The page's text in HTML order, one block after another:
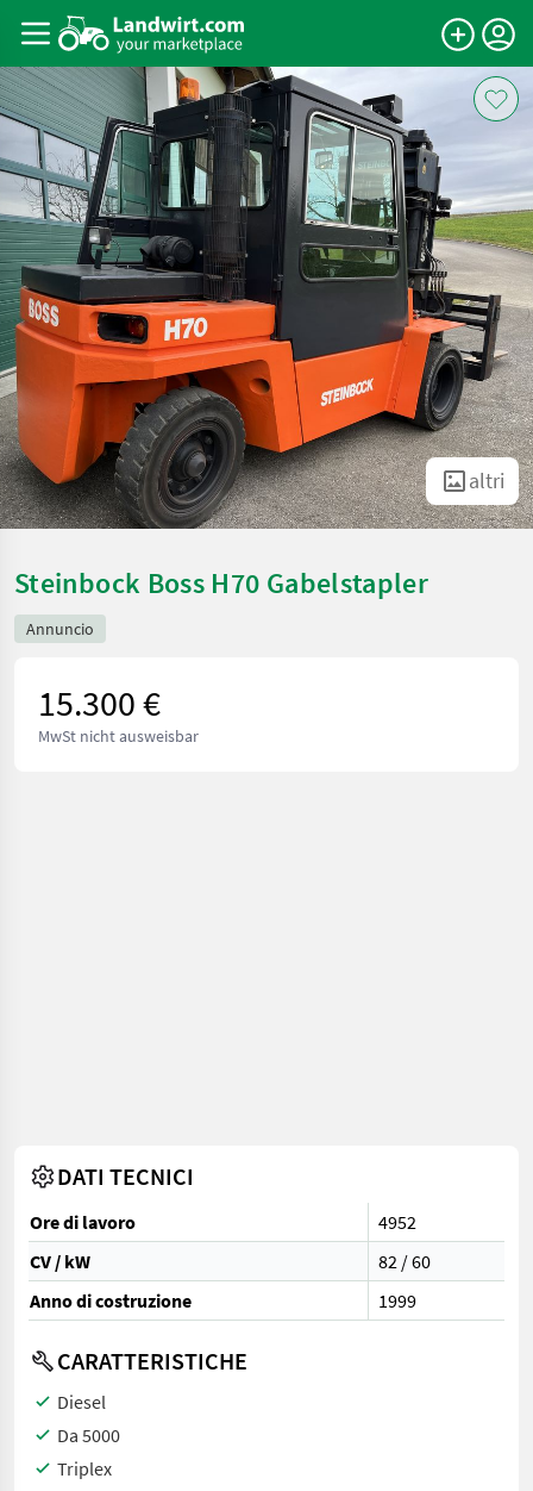
altri
Steinbock Boss H70 Gabelstapler
Annuncio
15.300 €
MwSt nicht ausweisbar
DATI TECNICI
Ore di lavoro
4952
CV / kW
82 / 60
Anno di costruzione
1999
CARATTERISTICHE
Diesel
Da 5000
Triplex